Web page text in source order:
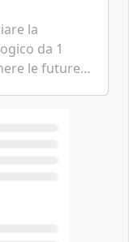
la
da 1
le future